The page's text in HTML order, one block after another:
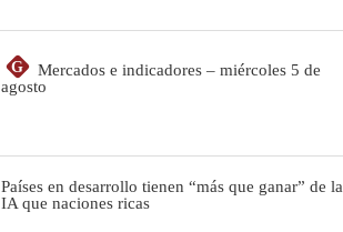
G
Mercados e indicadores – miércoles 5 de
agosto
Países en desarrollo tienen “más que ganar” de la
IA que naciones ricas